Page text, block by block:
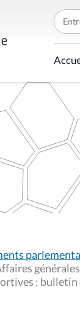
C
h
e
r
c
h
r
p
: bulletin